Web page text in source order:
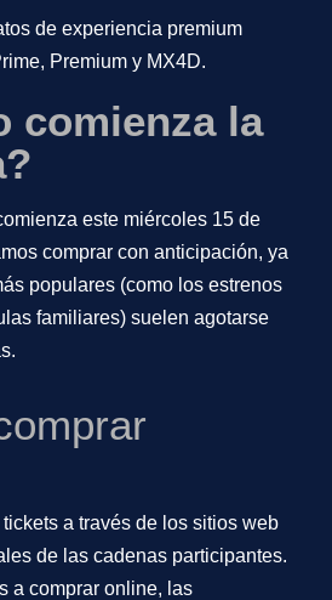
de experiencia premium
Premium y MX4D.
comienza la
este miércoles 15 de
comprar con anticipación, ya
populares (como los estrenos
familiares) suelen agotarse
a través de los sitios web
de las cadenas participantes.
a comprar online, las